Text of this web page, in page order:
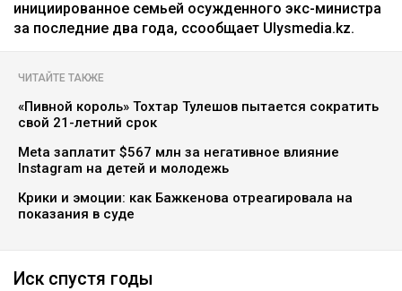
инициированное семьей осужденного экс-министра
за последние два года, ссообщает Ulysmedia.kz.
ЧИТАЙТЕ ТАКЖЕ
«Пивной король» Тохтар Тулешов пытается сократить
свой 21-летний срок
Meta заплатит $567 млн за негативное влияние
Instagram на детей и молодежь
Крики и эмоции: как Бажкенова отреагировала на
показания в суде
Иск спустя годы